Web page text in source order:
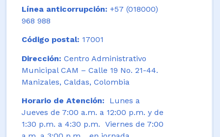
Línea anticorrupción: +57 (018000)
968 988
Código postal: 17001
Dirección: Centro Administrativo
Municipal CAM – Calle 19 No. 21-44.
Manizales, Caldas, Colombia
Horario de Atención: Lunes a
Jueves de 7:00 a.m. a 12:00 p.m. y de
1:30 p.m. a 4:30 p.m. Viernes de 7:00